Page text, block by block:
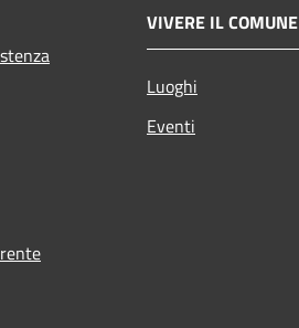
VIVERE IL COMUNE
Luoghi
Eventi